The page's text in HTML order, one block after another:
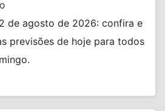
de agosto de 2026: confira e
previsões de hoje para todos